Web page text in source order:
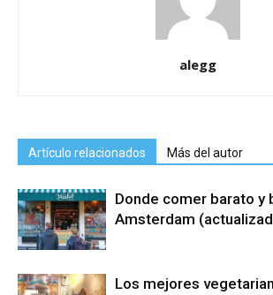
alegg
Artículo relacionados Más del autor
Donde comer barato y
Amsterdam
Los mejores